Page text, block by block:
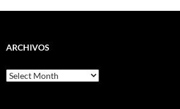
ARCHIVOS
Archivos